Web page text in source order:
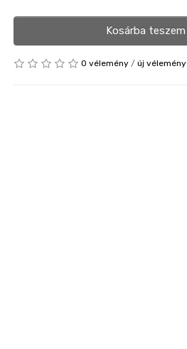
Kosárba teszem
0 vélemény/ új vélemény